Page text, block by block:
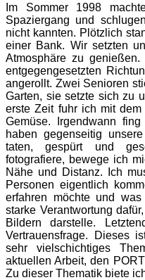
Im Sommer 1998
Spaziergang und
nicht kannten. Plötzlich
einer Bank. Wir setzten
Atmosphäre zu
entgegengesetzten
angerollt. Zwei Senioren
Garten, sie setzte sich zu
erste Zeit fuhr ich mit
Gemüse. Irgendwann
haben gegenseitig
taten, gespürt und
fotografiere, bewege ich
Nähe und Distanz. Ich
Personen eigentlich
erfahren möchte und
starke Verantwortung
Bildern darstelle.
Vertrauensfrage. Dieses
sehr vielschichtiges
aktuellen Arbeit, den
Zu dieser Thematik biete